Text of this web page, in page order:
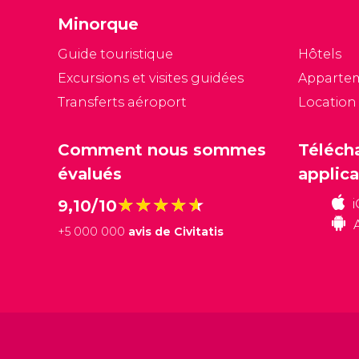
Minorque
Guide touristique
Excursions et visites guidées
Transferts aéroport
Hôtels
Comment nous sommes
évalués
9,10/10★★★★★
★★★★★
+5 000 000 avis de Civitatis